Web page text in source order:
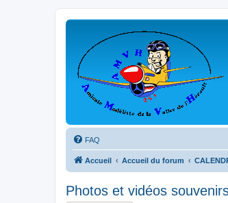
FAQ
Accueil Accueil du forum
Photos et vidéos